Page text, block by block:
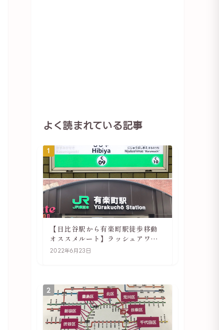
よく読まれている記事
1
【日比谷駅から有楽町駅徒歩移動
オススメルート】ラッシュアワー
でも快適
2022年6月23日
2